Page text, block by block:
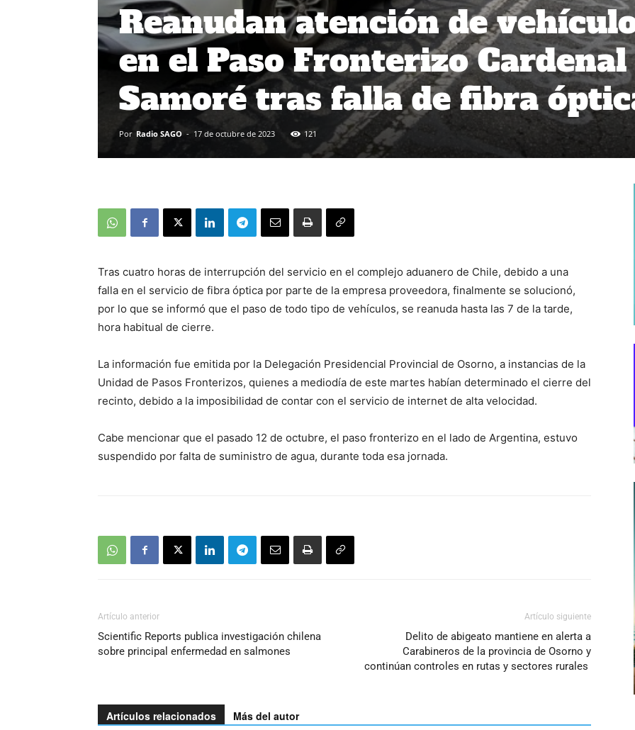
Reanudan atención de
en el Paso Fronterizo Cardenal
Samoré tras falla de fibra
Por Radio SAGO - 17 de octubre de 2023 121
Tras cuatro horas de interrupción del servicio en el complejo aduanero de Chile, debido a una
falla en el servicio de fibra óptica por parte de la empresa proveedora, finalmente se solucionó,
por lo que se informó que el paso de todo tipo de vehículos, se reanuda hasta las 7 de la tarde,
hora habitual de cierre.
La información fue emitida por la Delegación Presidencial Provincial de Osorno, a instancias de la
Unidad de Pasos Fronterizos, quienes a mediodía de este martes habían determinado el cierre del
recinto, debido a la imposibilidad de contar con el servicio de internet de alta velocidad.
Cabe mencionar que el pasado 12 de octubre, el paso fronterizo en el lado de Argentina, estuvo
suspendido por falta de suministro de agua, durante toda esa jornada.
Artículo anterior
Scientific Reports publica investigación chilena
sobre principal enfermedad en salmones
Artículo siguiente
Delito de abigeato mantiene en alerta a
Carabineros de la provincia de Osorno y
continúan controles en rutas y sectores rurales
Artículos relacionados Más del autor